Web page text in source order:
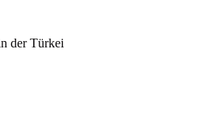
der Türkei